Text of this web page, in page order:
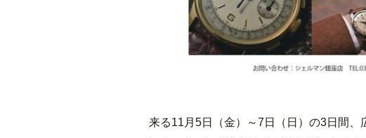
来る11月5日
（金）～7日（日）の3日間